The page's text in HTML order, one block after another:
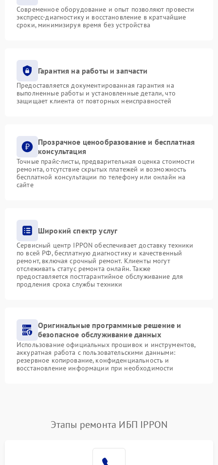
Современное оборудование и опыт позволяют провести
экспресс-диагностику и восстановление в кратчайшие
сроки, минимизируя время без устройства
Гарантия на работы и запчасти
Предоставляется документированная гарантия на
выполненные работы и установленные детали, что
защищает клиента от повторных неисправностей
Прозрачное ценообразование и бесплатная
консультация
Точные прайс-листы, предварительная оценка стоимости
ремонта, отсутствие скрытых платежей и возможность
бесплатной консультации по телефону или онлайн на
сайте
Широкий спектр услуг
Сервисный центр IPPON обеспечивает доставку техники
по всей РФ, бесплатную диагностику и качественный
ремонт, включая срочный ремонт. Клиенты могут
отслеживать статус ремонта онлайн. Также
предоставляется постгарантийное обслуживание для
продления срока службы техники
Оригинальные программные решение и
безопасное обслуживание данных
Использование официальных прошивок и инструментов,
аккуратная работа с пользовательскими данными:
резервное копирование, конфиденциальность и
восстановление информации при необходимости
Этапы ремонта ИБП IPPON